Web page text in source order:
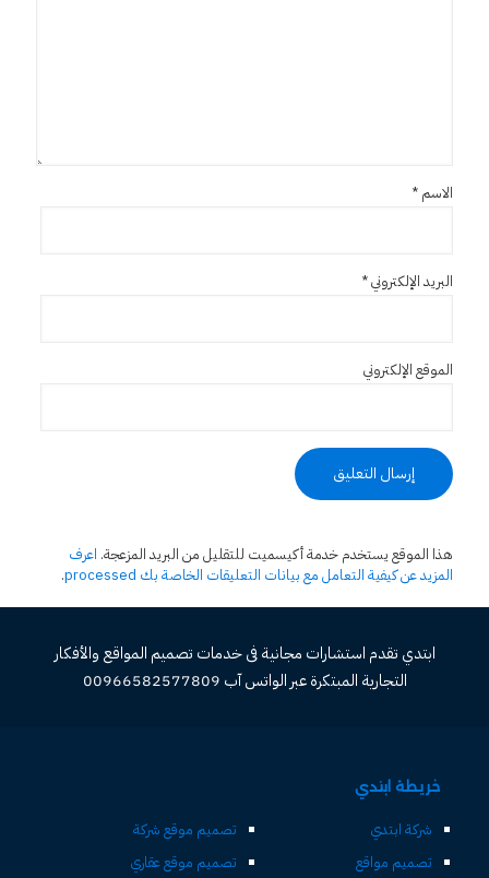
الاسم *
البريد الإلكتروني*
الموقع الإلكتروني
هذا الموقع يستخدم خدمة أكيسميت للتقليل من البريد المزعجة. اعرف
المزيد عن كيفية التعامل مع بيانات التعليقات الخاصة بك processed
.
ابتدي تقدم استشارات مجانية فى خدمات تصميم المواقع والأفكار
التجارية المبتكرة عبر الواتس آب 00966582577809
خريطة ابتدي
شركة ابتدي
تصميم مواقع
تصميم موقع شركة
تصميم موقع عقاري